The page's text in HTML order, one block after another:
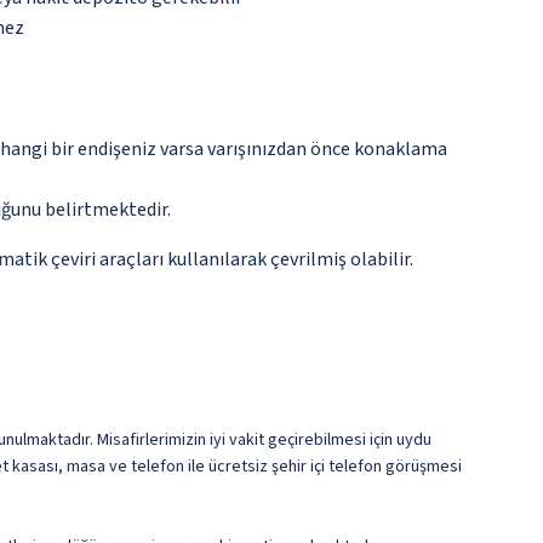
bir endişeniz varsa varışınızdan önce konaklama
belirtmektedir.
çeviri araçları kullanılarak çevrilmiş olabilir.
Misafirlerimizin iyi vakit geçirebilmesi için uydu
kasası, masa ve telefon ile ücretsiz şehir içi telefon görüşmesi